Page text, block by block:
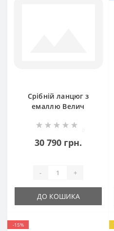
Срібній ланцюг з
емаллю Велич
30 790 грн.
- +
ДО КОШИКА
-15%